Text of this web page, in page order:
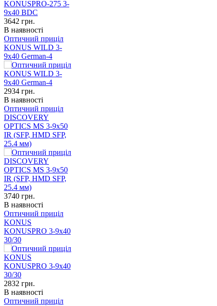
3642 грн.
В наявності
Оптичний приціл
KONUS WILD 3-
9x40 German-4
2934 грн.
В наявності
Оптичний приціл
DISCOVERY
OPTICS MS 3-9x50
IR (SFP, HMD SFP,
25.4 мм)
3740 грн.
В наявності
Оптичний приціл
KONUS
KONUSPRO 3-9x40
30/30
2832 грн.
В наявності
Оптичний приціл